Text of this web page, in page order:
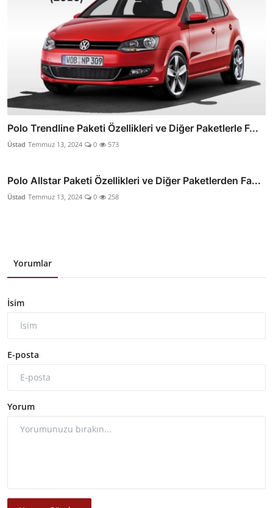
Polo Trendline Paketi Özellikleri ve Diğer Paketlerle F...
Üstad Temmuz 13, 2024 0 573
Polo Allstar Paketi Özellikleri ve Diğer Paketlerden Fa...
Üstad Temmuz 13, 2024 0 258
Yorumlar
İsim
E-posta
Yorum